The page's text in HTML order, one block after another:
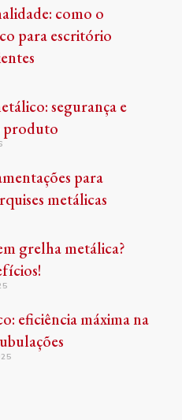
como o
para escritório
segurança e
produto
para
metálicas
grelha metálica?
eficiência máxima na